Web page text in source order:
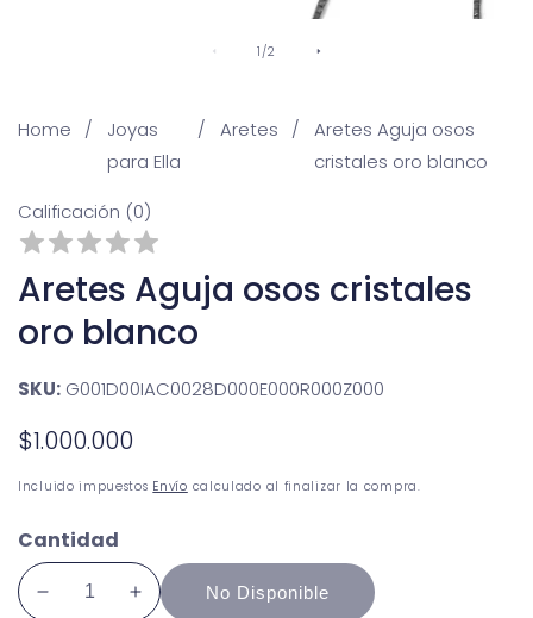
1 /De
2
Home
Joyas
para Ella
Aretes
Aretes Aguja osos
cristales oro blanco
Calificación (0)
Aretes Aguja osos cristales
oro blanco
SKU: G001D00IAC0028D000E000R000Z000
Precio
habitual
$1.000.000
Incluido impuestos Envío calculado al finalizar la compra.
Cantidad
Reducir
Aumentar
No Disponible